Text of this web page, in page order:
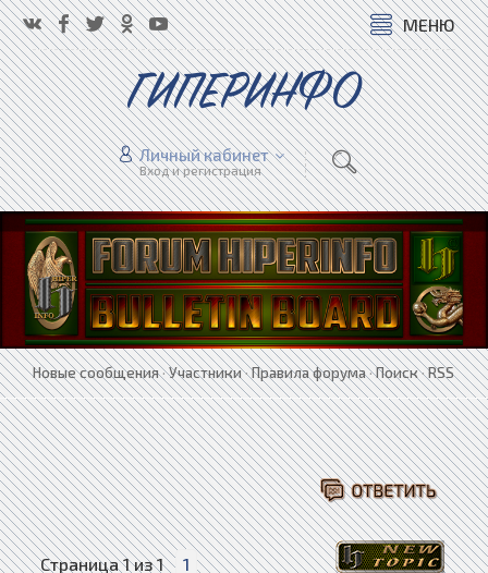
МЕНЮ
ГИПЕРИНФО
Личный кабинет
Вход и регистрация
Новые сообщения·Участники·Правила форума·Поиск·RSS
Страница1из1 1